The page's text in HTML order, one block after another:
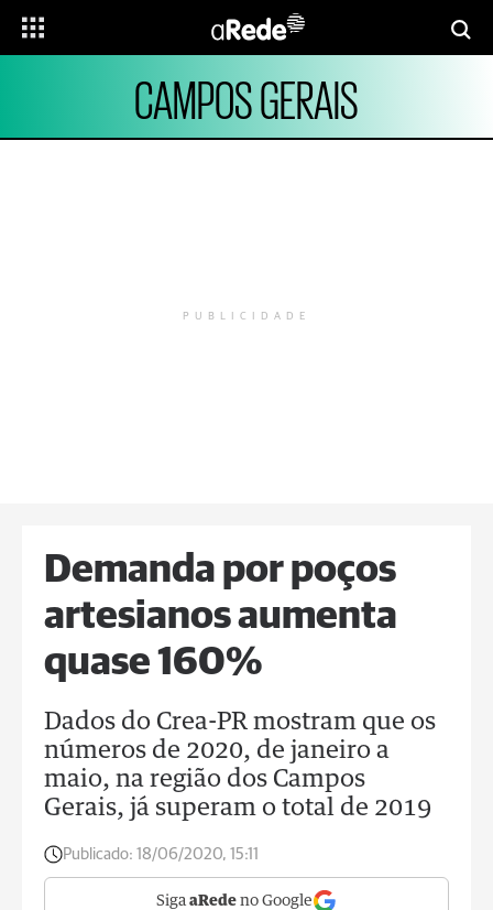
CAMPOS GERAIS
PUBLICIDADE
Demanda por poços
artesianos aumenta
quase 160%
Dados do Crea-PR mostram que os
números de 2020, de janeiro a
maio, na região dos Campos
Gerais, já superam o total de 2019
Publicado: 18/06/2020, 15:11
Siga aRede no Google